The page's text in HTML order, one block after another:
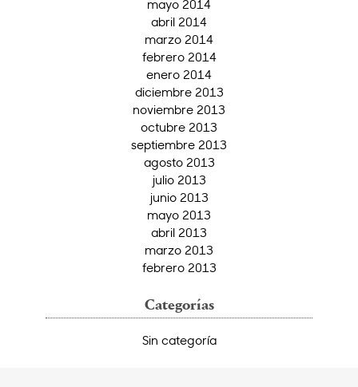
mayo 2014
abril 2014
marzo 2014
febrero 2014
enero 2014
diciembre 2013
noviembre 2013
octubre 2013
septiembre 2013
agosto 2013
julio 2013
junio 2013
mayo 2013
abril 2013
marzo 2013
febrero 2013
Categorías
Sin categoría